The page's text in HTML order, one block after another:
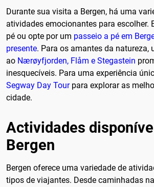
Durante sua visita a Bergen, há uma
atividades emocionantes para escolher.
pé ou opte por um passeio a pé em
presente. Para os amantes da natureza,
ao Nærøyfjorden, Flåm e Stegastein
inesquecíveis. Para uma experiência
Segway Day Tourpara explorar as
cidade.
Actividades
Bergen
Bergen oferece uma variedade de
tipos de viajantes. Desde caminhadas